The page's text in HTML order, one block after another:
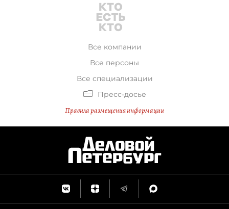
Все компании
Все персоны
Все специализации
Пресс-досье
Правила размещения информации